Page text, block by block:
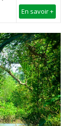
En savoir +